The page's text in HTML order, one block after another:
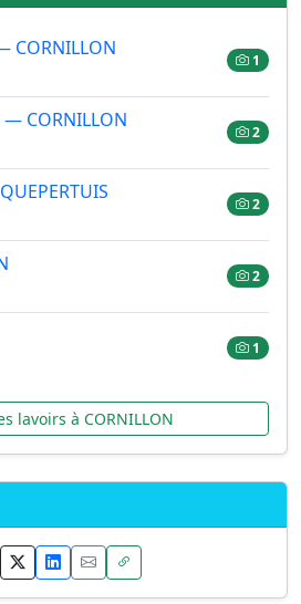
CORNILLON
1
CORNILLON
2
2
2
1
lavoirs à CORNILLON